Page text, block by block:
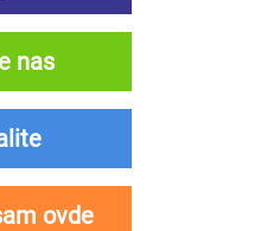
nas
ovde